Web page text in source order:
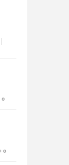
0
0